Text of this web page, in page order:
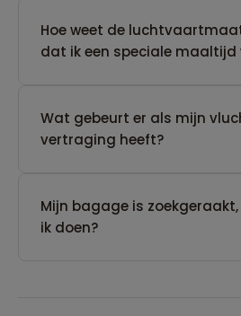
Hoe weet de
dat ik een speciale maaltijd
Wat gebeurt er als mijn
vertraging heeft?
Mijn bagage is
ik doen?